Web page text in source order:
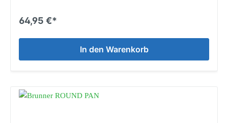
64,95 €*
In den Warenkorb